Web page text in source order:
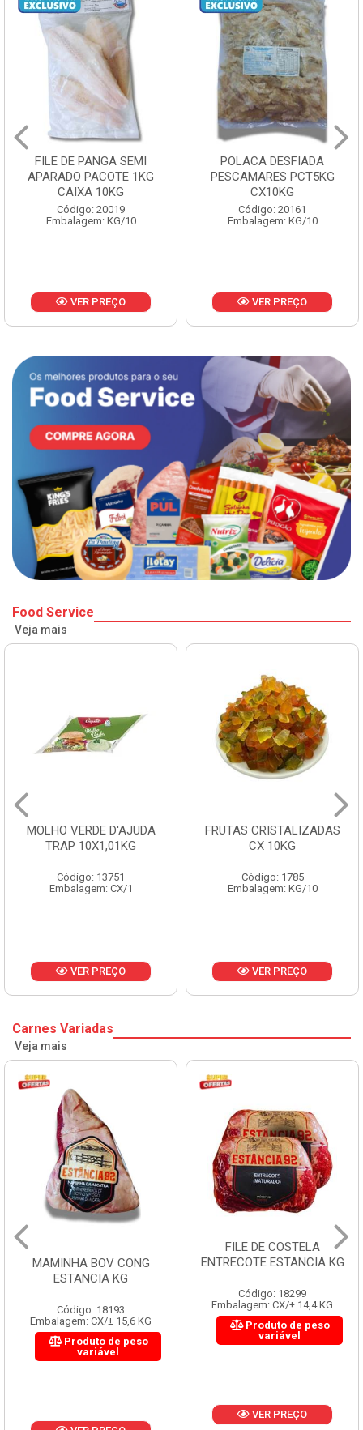
POLACA DESFIADA
PESCAMARES PCT5KG
CX10KG
Código: 20161
Embalagem: KG/10
VER PREÇO
POLACA DESFIADA
PESCAMARES
CX10KG
Código: 20162
Embalagem: KG/10
VER PREÇO
Food Service
Veja mais
VERDE D'AJUDA
10X1,01KG
Código: 13751
CX/1
VER PREÇO
FRUTAS CRISTALIZADAS
Código: 1785
Embalagem: KG/10
VER PREÇO
Carnes Variadas
Veja mais
MAMINHA BOV CONG
ESTANCIA KG
Código: 18193
Embalagem: CX/± 15,6 KG
Produto de peso
variável
FILE DE COSTELA
ENTRECOTE ESTANCIA KG
Código: 18299
Embalagem: CX/± 14,4 KG
Produto de peso
variável
VER PREÇO